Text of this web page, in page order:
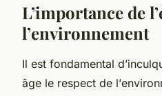
L’importance de
l’environnement
Il est fondamental
âge le respect de l’